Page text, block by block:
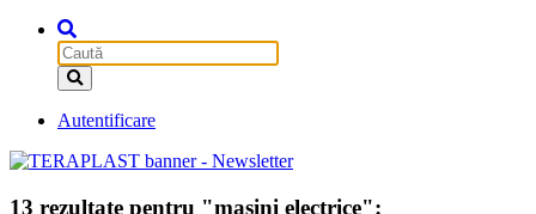
Autentificare
13 rezultate pentru "masini electrice":